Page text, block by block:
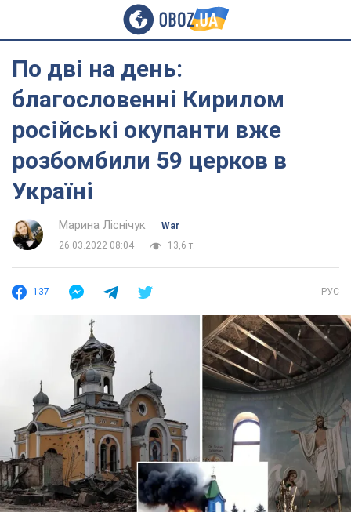
По дві на день:
благословенні Кирилом
російські окупанти вже
розбомбили 59 церков в
Україні
Марина Ліснічук
War
26.03.2022 08:04
13,6 т.
137 РУС